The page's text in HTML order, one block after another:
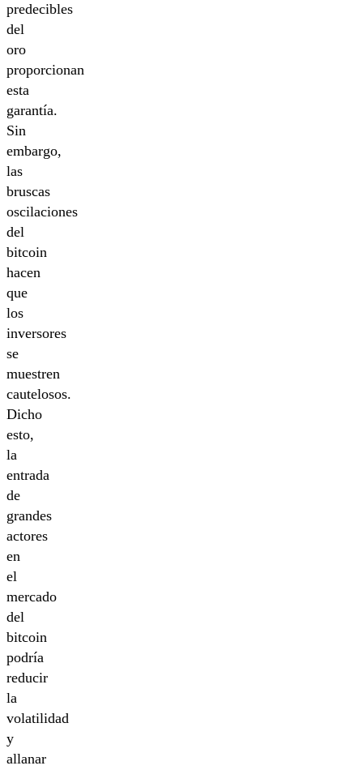
predecibles
del
oro
proporcionan
esta
garantía.
Sin
embargo,
las
bruscas
oscilaciones
del
bitcoin
hacen
que
los
inversores
se
muestren
cautelosos.
Dicho
esto,
la
entrada
de
grandes
actores
en
el
mercado
del
bitcoin
podría
reducir
la
volatilidad
y
allanar